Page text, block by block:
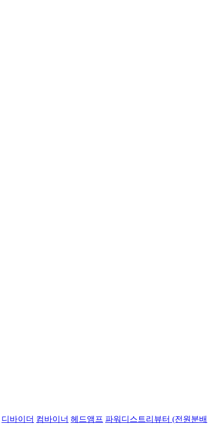
디바이더 컴바이너 헤드앰프 파워디스트리뷰터 (전원분배